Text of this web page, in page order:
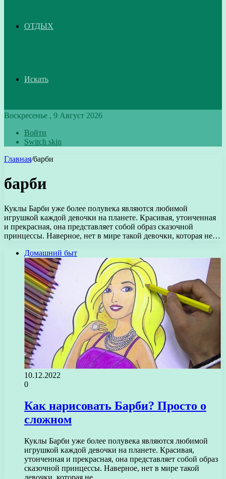
ОТДЫХ
Искать
Воскресенье , 9 Август 2026
Войти
Switch skin
Главная/барби
барби
Куклы Барби уже более полувека являются любимой
игрушкой каждой девочки на планете. Красивая, утонченная
и прекрасная, она представляет собой образ сказочной
принцессы. Наверное, нет в мире такой девочки, которая не…
Домашний быт
10.12.2022
0
Как нарисовать Барби? Просто о
сложном
Куклы Барби уже более полувека являются любимой
игрушкой каждой девочки на планете. Красивая,
утонченная и прекрасная, она представляет собой образ
сказочной принцессы. Наверное, нет в мире такой
девочки, которая не…